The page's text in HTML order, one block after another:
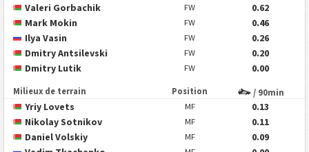
Valeri Gorbachik FW
0.62
Mark Mokin
FW
0.46
Ilya Vasin
FW
0.26
Dmitry Antsilevski
FW
0.20
Dmitry Lutik
FW 0.00
Milieux de terrain Position / 90min
Yriy Lovets MF
0.13
Nikolay Sotnikov
MF
0.11
Daniel Volskiy
MF
0.09